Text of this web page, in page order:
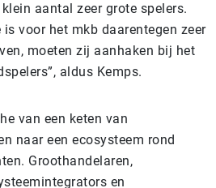
aantal zeer grote spelers.
voor het mkb daarentegen zeer
moeten zij aanhaken bij het
aldus Kemps.
van een keten van
naar een ecosysteem rond
Groothandelaren,
en